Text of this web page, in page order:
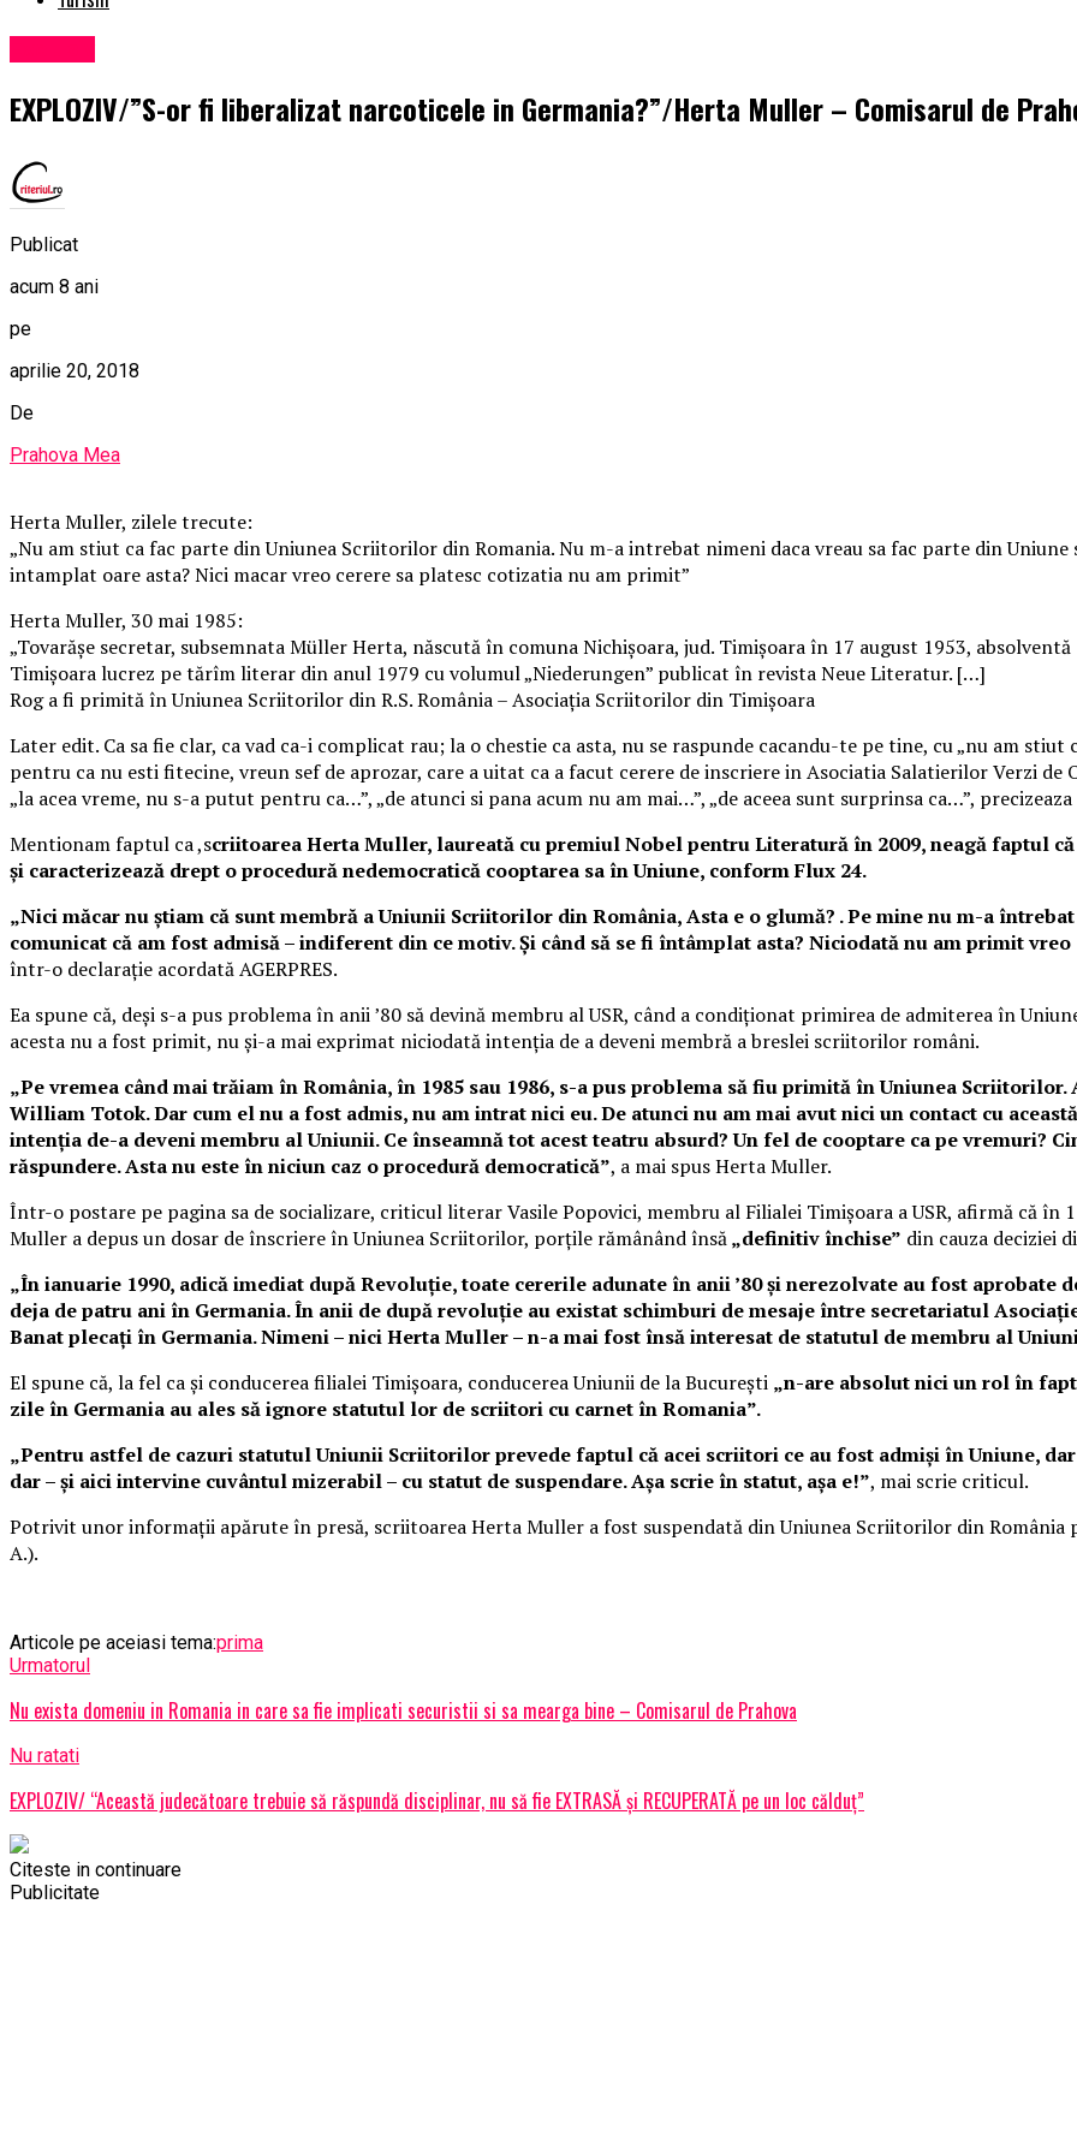
EXPLOZIV/”S-or fi liberalizat narcoticele in Germania?”/Herta Muller – Comisarul de
Publicat
acum 8 ani
pe
aprilie 20, 2018
De
Prahova Mea
Herta Muller, zilele trecute:
„Nu am stiut ca fac parte din Uniunea Scriitorilor din Romania. Nu m-a intrebat nimeni daca vreau sa fac parte din
intamplat oare asta? Nici macar vreo cerere sa platesc cotizatia nu am primit”
Herta Muller, 30 mai 1985:
„Tovarăşe secretar, subsemnata Müller Herta, născută în comuna Nichişoara, jud. Timişoara în 17 august 1953,
Timişoara lucrez pe tărîm literar din anul 1979 cu volumul „Niederungen” publicat în revista Neue Literatur. […]
Rog a fi primită în Uniunea Scriitorilor din R.S. România – Asociaţia Scriitorilor din Timişoara
Later edit. Ca sa fie clar, ca vad ca-i complicat rau; la o chestie ca asta, nu se raspunde cacandu-te pe tine, cu „nu am
pentru ca nu esti fitecine, vreun sef de aprozar, care a uitat ca a facut cerere de inscriere in Asociatia Salatierilor Verzi de
„la acea vreme, nu s-a putut pentru ca…”, „de atunci si pana acum nu am mai…”, „de aceea sunt surprinsa ca…”,
Mentionam faptul ca ,scriitoarea Herta Muller, laureată cu premiul Nobel pentru Literatură în 2009, neagă faptul
şi caracterizează drept o procedură nedemocratică cooptarea sa în Uniune, conform Flux 24.
„Nici măcar nu ştiam că sunt membră a Uniunii Scriitorilor din România,Asta e o glumă? . Pe mine nu m-a
comunicat că am fost admisă – indiferent din ce motiv. Şi când să se fi întâmplat asta? Niciodată nu am primit
într-o declaraţie acordată AGERPRES.
Ea spune că, deşi s-a pus problema în anii ’80 să devină membru al USR, când a condiţionat primirea de admiterea în
acesta nu a fost primit, nu şi-a mai exprimat niciodată intenţia de a deveni membră a breslei scriitorilor români.
„Pe vremea când mai trăiam în România, în 1985 sau 1986, s-a pus problema să fiu primită în Uniunea
William Totok. Dar cum el nu a fost admis, nu am intrat nici eu. De atunci nu am mai avut nici un contact cu
intenţia de-a deveni membru al Uniunii. Ce înseamnă tot acest teatru absurd? Un fel de cooptare ca pe vremuri?
răspundere. Asta nu este în niciun caz o procedură democratică”, a mai spus Herta Muller.
Într-o postare pe pagina sa de socializare, criticul literar Vasile Popovici, membru al Filialei Timişoara a USR, afirmă că
Muller a depus un dosar de înscriere în Uniunea Scriitorilor, porţile rămânând însă„definitiv închise” din cauza deciziei
„În ianuarie 1990, adică imediat după Revoluţie, toate cererile adunate în anii ’80 şi nerezolvate au fost
deja de patru ani în Germania. În anii de după revoluţie au existat schimburi de mesaje între secretariatul
Banat plecaţi în Germania. Nimeni – nici Herta Muller – n-a mai fost însă interesat de statutul de membru al
El spune că, la fel ca şi conducerea filialei Timişoara, conducerea Uniunii de la Bucureşti „n-are absolut nici un rol în
zile în Germania au ales să ignore statutul lor de scriitori cu carnet în Romania”.
„Pentru astfel de cazuri statutul Uniunii Scriitorilor prevede faptul că acei scriitori ce au fost admişi în Uniune,
dar – şi aici intervine cuvântul mizerabil – cu statut de suspendare. Aşa scrie în statut, aşa e!”, mai scrie criticul.
Potrivit unor informaţii apărute în presă, scriitoarea Herta Muller a fost suspendată din Uniunea Scriitorilor din România
A.).
Articole pe aceiasi tema:prima
Urmatorul
Nu exista domeniu in Romania in care sa fie implicati securistii si sa mearga bine – Comisarul de Prahova
Nu ratati
EXPLOZIV/ “Această judecătoare trebuie să răspundă disciplinar, nu să fie EXTRASĂ și RECUPERATĂ pe un loc călduț”
Citeste in continuare
Publicitate